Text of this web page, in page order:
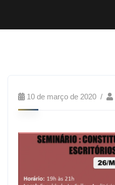
10 de março de 2020